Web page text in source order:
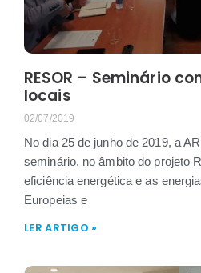
RESOR – Seminário
locais
02/07/2019
No dia 25 de junho de 2019, a
seminário, no âmbito do projeto
eficiência energética e as
Europeias e
LER ARTIGO »